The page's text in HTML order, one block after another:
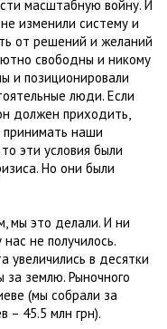
масштабную войну. И
изменили систему и
от решений и желаний
свободны и никому
и позиционировали
люди. Если
должен приходить,
принимать наши
эти условия были
Но они были
мы это делали. И ни
не получилось.
в десятки
землю. Рыночного
(мы собрали за
– 45.5 млн грн).